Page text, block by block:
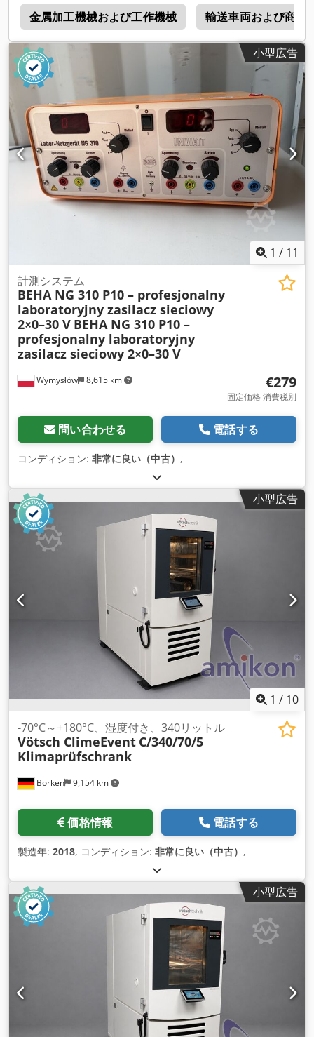
金属加工機械および工作機械 輸送車両および商用
小型広告
1 / 11
Wymysłów 8,615 km
計測システム
BEHA NG 310 P10 – profesjonalny
laboratoryjny zasilacz sieciowy
2×0–30 V BEHA NG 310 P10 –
profesjonalny laboratoryjny
zasilacz sieciowy 2×0–30 V
€279
固定価格 消費税別
問い合わせる 電話する
コンディション: 非常に良い（中古） ,
小型広告
1 / 10
Borken 9,154 km
-70°C～+180°C、湿度付き、340リットル
Vötsch ClimeEvent C/340/70/5
Klimaprüfschrank
価格情報 電話する
製造年: 2018, コンディション: 非常に良い（中古） ,
小型広告